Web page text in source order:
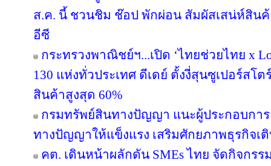
ส.ค. นี้ ชวนชิม ช๊อป พักผ่อน สัมผัสเสน่ห์สิน
อีซี
กระทรวงพาณิชย์ฯ...เปิด ‘ไทยช่วยไทย x
130 แห่งทั่วประเทศ ดีเดย์ ตั้งงี่สุนซูเปอร์สโ
สินค้าสูงสุด 60%
กรมทรัพย์สินทางปัญญา แนะผู้ประกอบกา
ทางปัญญาให้แข็งแรง เสริมศักยภาพธุรกิจเ
คต. เดินหน้าผลักดัน SMEs ไทย จัดกิจกรร